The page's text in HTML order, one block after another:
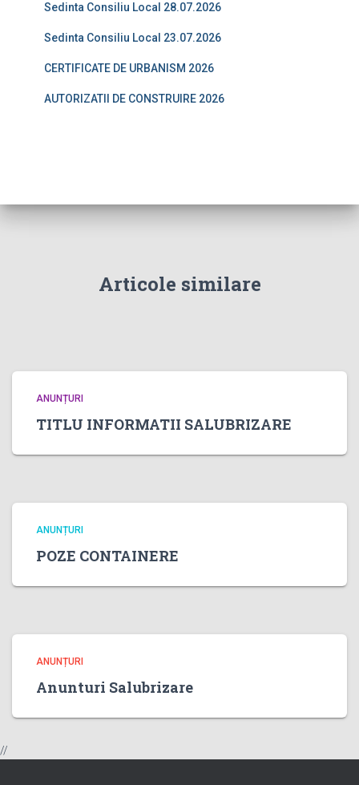
Sedinta Consiliu Local 28.07.2026
Sedinta Consiliu Local 23.07.2026
CERTIFICATE DE URBANISM 2026
AUTORIZATII DE CONSTRUIRE 2026
Articole similare
ANUNȚURI
TITLU INFORMATII SALUBRIZARE
ANUNȚURI
POZE CONTAINERE
ANUNȚURI
Anunturi Salubrizare
//